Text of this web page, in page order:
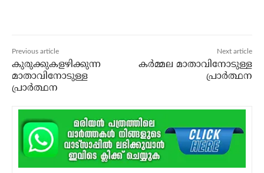
Previous article
കുരുക്കുകളഴിക്കുന്ന
മാതാവിനോടുള്ള
പ്രാർത്ഥന
Next article
കര്‍മ്മല മാതാവിനോടുള്ള
പ്രാര്‍ത്ഥന